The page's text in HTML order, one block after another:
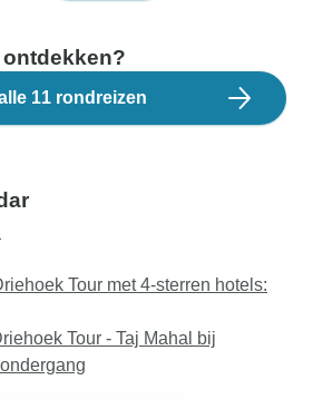
11 rondreizen
Tour met 4-sterren hotels:
Tour - Taj Mahal bij